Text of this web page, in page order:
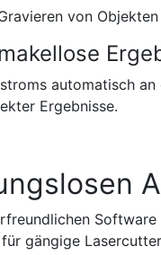
von
automatisch
Ergebnisse.
gängige